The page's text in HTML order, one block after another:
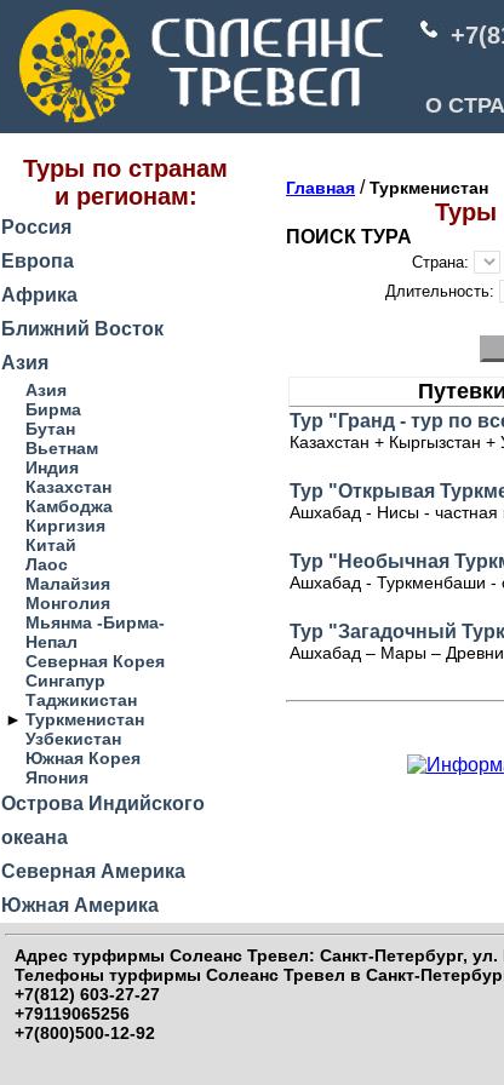
О
Туры по странам
и регионам:
Россия
Европа
Африка
Ближний Восток
Азия
Азия
Бирма
Бутан
Вьетнам
Индия
Казахстан
Камбоджа
Киргизия
Китай
Лаос
Малайзия
Монголия
Мьянма -Бирма-
Непал
Северная Корея
Сингапур
Таджикистан
► Туркменистан
Узбекистан
Южная Корея
Япония
Острова Индийского
океана
Северная Америка
Южная Америка
Главная /Туркменистан
Туры
ПОИСК ТУРА
Страна:
Длительность:
Тур "Гранд - тур по
Казахстан + Кыргызстан
Тур "Открывая
Ашхабад - Нисы -
Тур "Необычная
Ашхабад - Туркменбаши -
Тур "Загадочный
Ашхабад – Мары –
Адрес турфирмы Солеанс Тревел: Санкт-Петербург, ул.
Телефоны турфирмы Солеанс Тревел в Санкт-
+7(812) 603-27-27
+79119065256
+7(800)500-12-92